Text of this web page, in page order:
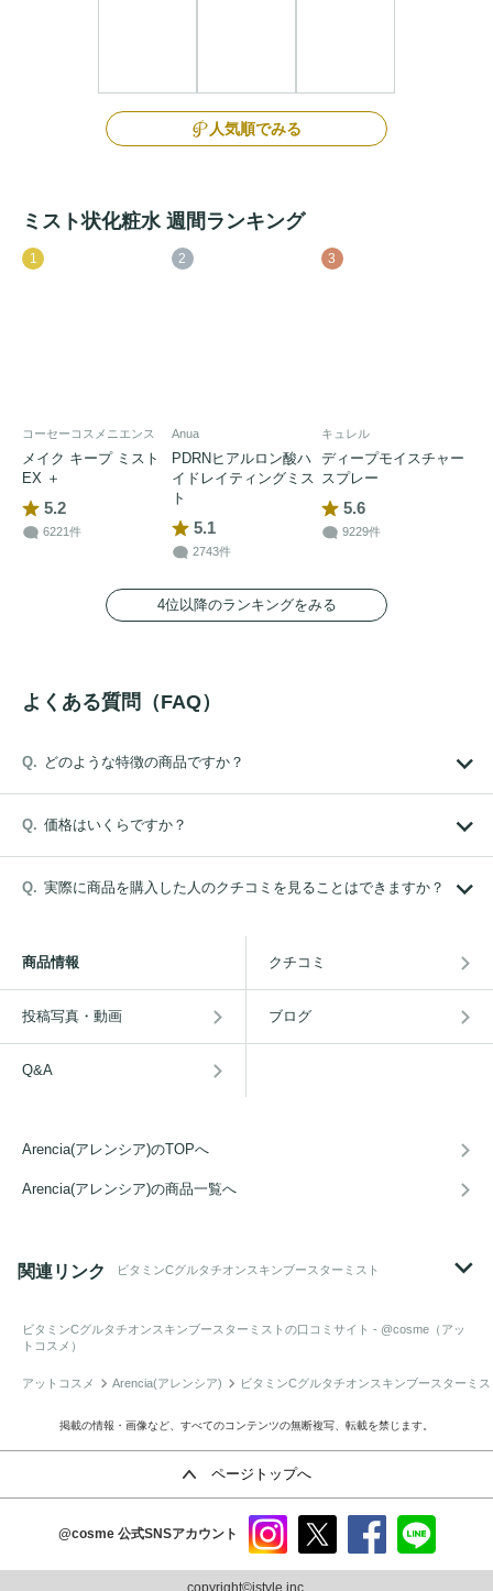
人気順でみる
ミスト状化粧水 週間ランキング
1
コーセーコスメニエンス
メイク キープ ミスト
EX ＋
5.2
6221件
2
Anua
PDRNヒアルロン酸ハ
イドレイティングミス
ト
5.1
2743件
3
キュレル
ディープモイスチャー
スプレー
5.6
9229件
4位以降のランキングをみる
よくある質問（FAQ）
どのような特徴の商品ですか？
価格はいくらですか？
実際に商品を購入した人のクチコミを見ることはできますか？
商品情報 クチコミ
投稿写真・動画 ブログ
Q&A
Arencia(アレンシア)のTOPへ
Arencia(アレンシア)の商品一覧へ
関連リンク ビタミンCグルタチオンスキンブースターミスト
ビタミンCグルタチオンスキンブースターミスト の口コミサイト - @cosme（アッ
トコスメ）
アットコスメ Arencia(アレンシア) ビタミンCグルタチオンスキンブースターミス
掲載の情報・画像など、すべてのコンテンツの無断複写、転載を禁じます。
ページトップへ
@cosme 公式SNSアカウント
ram
copyright©istyle,inc.